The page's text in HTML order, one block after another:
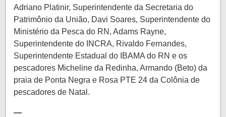
Adriano Platinir, Superintendente da Secretaria do
Patrimônio da União, Davi Soares, Superintendente do
Ministério da Pesca do RN, Adams Rayne,
Superintendente do INCRA, Rivaldo Fernandes,
Superintendente Estadual do IBAMA do RN e os
pescadores Micheline da Redinha, Armando (Beto) da
praia de Ponta Negra e Rosa PTE 24 da Colônia de
pescadores de Natal.
—